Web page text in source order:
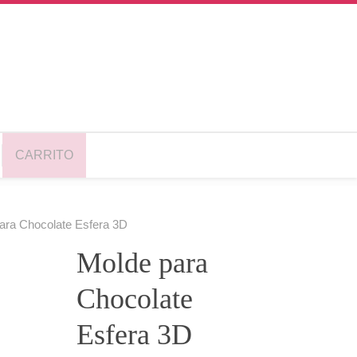
CARRITO
Chocolate Esfera 3D
Molde para
Chocolate
Esfera 3D